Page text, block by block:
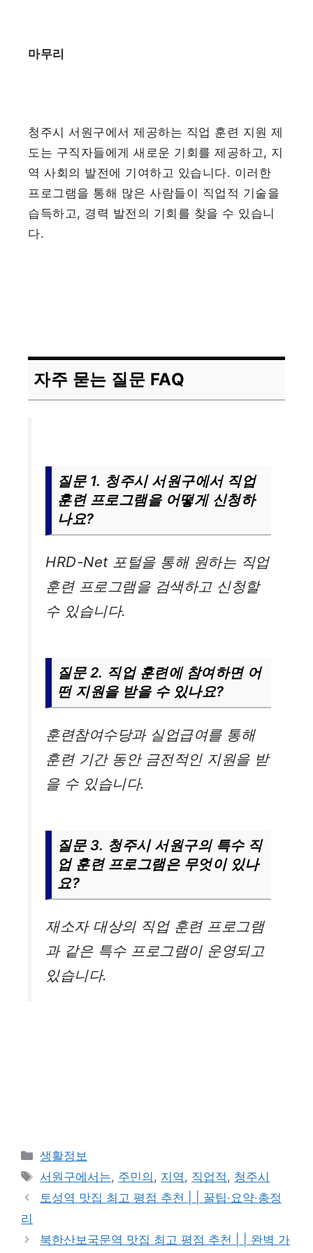
마무리
청주시 서원구에서 제공하는 직업 훈련 지원 제
도는 구직자들에게 새로운 기회를 제공하고, 지
역 사회의 발전에 기여하고 있습니다. 이러한
프로그램을 통해 많은 사람들이 직업적 기술을
습득하고, 경력 발전의 기회를 찾을 수 있습니
다.
자주 묻는 질문 FAQ
질문 1. 청주시 서원구에서 직업
훈련 프로그램을 어떻게 신청하
나요?
HRD-Net 포털을 통해 원하는 직업
훈련 프로그램을 검색하고 신청할
수 있습니다.
질문 2. 직업 훈련에 참여하면 어
떤 지원을 받을 수 있나요?
훈련참여수당과 실업급여를 통해
훈련 기간 동안 금전적인 지원을 받
을 수 있습니다.
질문 3. 청주시 서원구의 특수 직
업 훈련 프로그램은 무엇이 있나
요?
재소자 대상의 직업 훈련 프로그램
과 같은 특수 프로그램이 운영되고
있습니다.
카
테
고
리
생활정보
태
그
서원구에서는, 주민의 , 지역 , 직업적 , 청주시
토성역 맛집 최고 평점 추천 | | 꿀팁·요약·총정
리
북한산보국문역 맛집 최고 평점 추천 | | 완벽 가